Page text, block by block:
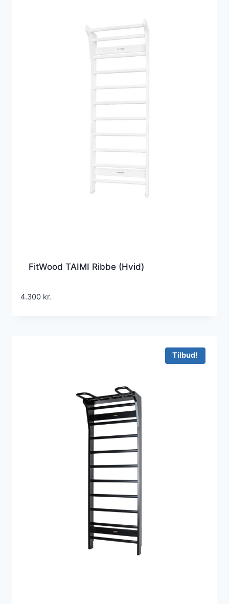
FitWood TAIMI Ribbe (Hvid)
4.300 kr.
Tilbud!